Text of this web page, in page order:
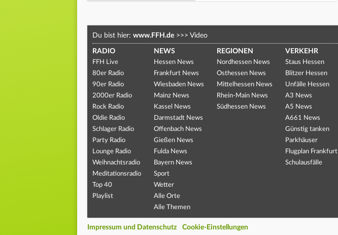
Du bist hier: www.FFH.de >>> Video
RADIO
FFH Live
80er Radio
90er Radio
2000er Radio
Rock Radio
Oldie Radio
Schlager Radio
Party Radio
Lounge Radio
Weihnachtsradio
Meditationsradio
Top 40
Playlist
NEWS
Hessen News
Frankfurt News
Wiesbaden News
Mainz News
Kassel News
Darmstadt News
Offenbach News
Gießen News
Fulda News
Bayern News
Sport
Wetter
Alle Orte
Alle Themen
REGIONEN
Nordhessen News
Osthessen News
Mittelhessen News
Rhein-Main News
Südhessen News
VERKEHR
Staus Hessen
Blitzer Hessen
Unfälle Hessen
A3 News
A5 News
A661 News
Günstig tanken
Parkhäuser
Flugplan Frankfurt
Schulausfälle
Impressum und Datenschutz Cookie-Einstellungen